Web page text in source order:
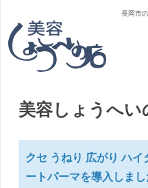
長岡市
美容しょうへ
クセ うねり 広がり ハ
ートパーマを導入しまし